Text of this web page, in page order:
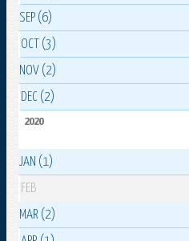
SEP (6)
OCT (3)
NOV (2)
DEC (2)
2020
JAN (1)
FEB
MAR (2)